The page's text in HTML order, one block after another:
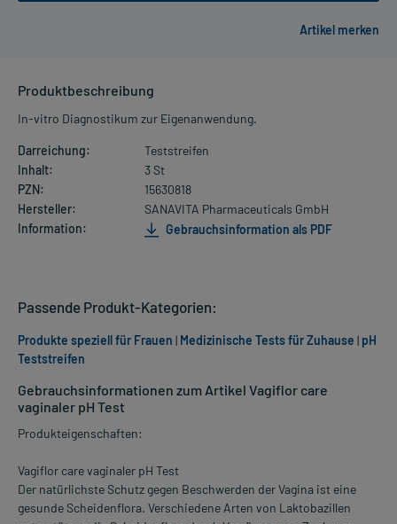
Produktbeschreibung
In-vitro Diagnostikum zur Eigenanwendung.
Darreichung:
Teststreifen
Inhalt:
3 St
PZN:
15630818
Hersteller:
SANAVITA Pharmaceuticals GmbH
Information:
Gebrauchsinformation als PDF
Gebrauchsinformationen zum Artikel Vagiflor care
vaginaler pH Test
Produkteigenschaften:
Vagiflor care vaginaler pH Test
Der natürlichste Schutz gegen Beschwerden der Vagina ist eine
gesunde Scheidenflora. Verschiedene Arten von Laktobazillen
Passende Produkt-Kategorien:
Produkte speziell für Frauen | Medizinische Tests für Zuhause | pH
Teststreifen